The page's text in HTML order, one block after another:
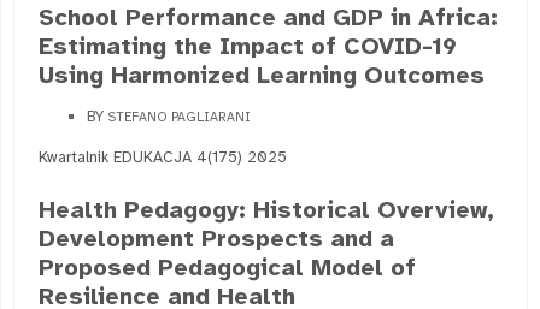
School Performance and GDP in Africa:
Estimating the Impact of COVID-19
Using Harmonized Learning Outcomes
BY STEFANO PAGLIARANI
Kwartalnik EDUKACJA 4(175) 2025
Health Pedagogy: Historical Overview,
Development Prospects and a
Proposed Pedagogical Model of
Resilience and Health